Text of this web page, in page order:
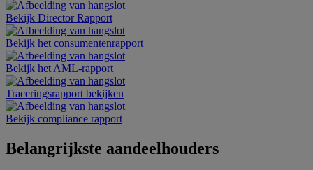
Bekijk Director Rapport
Bekijk het consumentenrapport
Bekijk het AML-rapport
Traceringsrapport bekijken
Bekijk compliance rapport
Belangrijkste aandeelhouders